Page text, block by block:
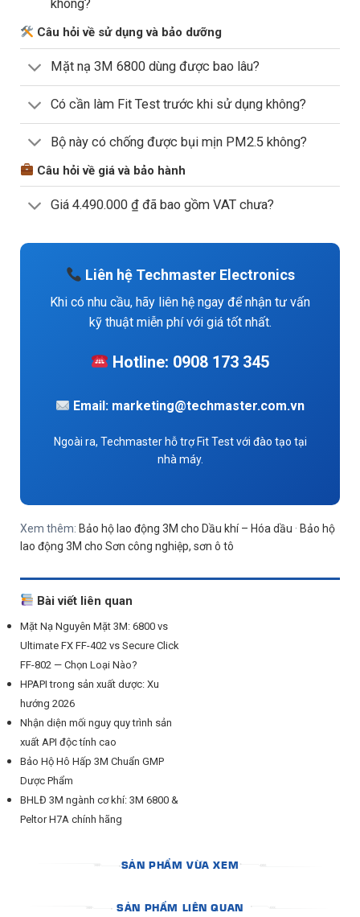
không?
Câu hỏi về sử dụng và bảo dưỡng
Mặt nạ 3M 6800 dùng được bao lâu?
Có cần làm Fit Test trước khi sử dụng không?
Bộ này có chống được bụi mịn PM2.5 không?
Câu hỏi về giá và bảo hành
Giá 4.490.000 ₫ đã bao gồm VAT chưa?
Liên hệ Techmaster Electronics
Khi có nhu cầu, hãy liên hệ ngay để nhận tư vấn
kỹ thuật miễn phí với giá tốt nhất.
Hotline: 0908 173 345
Email: marketing@techmaster.com.vn
Ngoài ra, Techmaster hỗ trợ Fit Test với đào tạo tại
nhà máy.
Xem thêm: Bảo hộ lao động 3M cho Dầu khí – Hóa dầu · Bảo hộ
lao động 3M cho Sơn công nghiệp, sơn ô tô
Bài viết liên quan
Mặt Nạ Nguyên Mặt 3M: 6800 vs
Ultimate FX FF-402 vs Secure Click
FF-802 — Chọn Loại Nào?
HPAPI trong sản xuất dược: Xu
hướng 2026
Nhận diện mối nguy quy trình sản
xuất API độc tính cao
Bảo Hộ Hô Hấp 3M Chuẩn GMP
Dược Phẩm
BHLĐ 3M ngành cơ khí: 3M 6800 &
Peltor H7A chính hãng
SẢN PHẨM VỪA XEM
SẢN PHẨM LIÊN QUAN